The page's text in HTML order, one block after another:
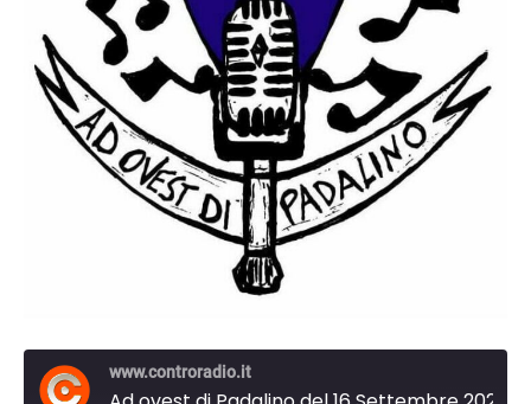
www.controradio.it